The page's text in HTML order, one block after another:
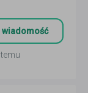
wiadomość